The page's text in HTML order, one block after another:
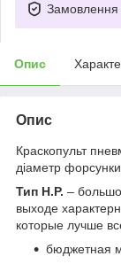
Замовлення
Опис
Опис
Краскопульт
діаметр
Тип H.P. –
выходе
которые лучше
бюджетная